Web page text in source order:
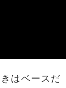
はベースだ